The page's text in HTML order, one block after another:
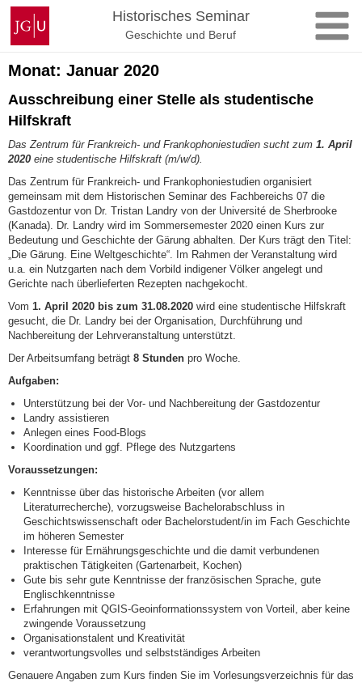
Zum
Inhalt
springen
Johannes
Gutenberg-
Universität
Mainz
Historisches Seminar
Geschichte und Beruf
Monat: Januar 2020
Ausschreibung einer Stelle als studentische
Hilfskraft
Das Zentrum für Frankreich- und Frankophoniestudien sucht zum 1. April
2020 eine studentische Hilfskraft (m/w/d).
Das Zentrum für Frankreich- und Frankophoniestudien organisiert
gemeinsam mit dem Historischen Seminar des Fachbereichs 07 die
Gastdozentur von Dr. Tristan Landry von der Université de Sherbrooke
(Kanada). Dr. Landry wird im Sommersemester 2020 einen Kurs zur
Bedeutung und Geschichte der Gärung abhalten. Der Kurs trägt den Titel:
„Die Gärung. Eine Weltgeschichte“. Im Rahmen der Veranstaltung wird
u.a. ein Nutzgarten nach dem Vorbild indigener Völker angelegt und
Gerichte nach überlieferten Rezepten nachgekocht.
Vom 1. April 2020 bis zum 31.08.2020 wird eine studentische Hilfskraft
gesucht, die Dr. Landry bei der Organisation, Durchführung und
Nachbereitung der Lehrveranstaltung unterstützt.
Der Arbeitsumfang beträgt 8 Stunden pro Woche.
Aufgaben:
Unterstützung bei der Vor- und Nachbereitung der Gastdozentur
Landry assistieren
Anlegen eines Food-Blogs
Koordination und ggf. Pflege des Nutzgartens
Voraussetzungen:
Kenntnisse über das historische Arbeiten (vor allem
Literaturrecherche), vorzugsweise Bachelorabschluss in
Geschichtswissenschaft oder Bachelorstudent/in im Fach Geschichte
im höheren Semester
Interesse für Ernährungsgeschichte und die damit verbundenen
praktischen Tätigkeiten (Gartenarbeit, Kochen)
Gute bis sehr gute Kenntnisse der französischen Sprache, gute
Englischkenntnisse
Erfahrungen mit QGIS-Geoinformationssystem von Vorteil, aber keine
zwingende Voraussetzung
Organisationstalent und Kreativität
verantwortungsvolles und selbstständiges Arbeiten
Genauere Angaben zum Kurs finden Sie im Vorlesungsverzeichnis für das